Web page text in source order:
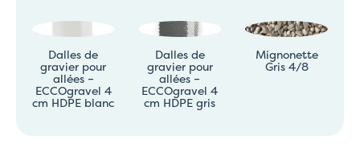
Dalles de
gravier pour
allées –
ECCOgravel 4
cm HDPE blanc
Dalles de
gravier pour
allées –
ECCOgravel 4
cm HDPE gris
Mignonette
Gris 4/8